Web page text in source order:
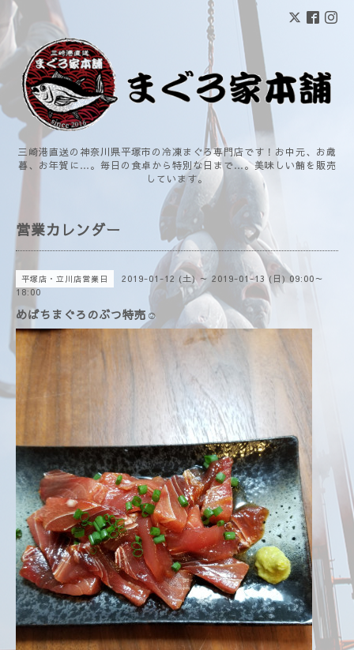
三崎港直送の神奈川県平塚市の冷凍まぐろ専門店です！お中元、お歳
暮、お年賀に…。毎日の食卓から特別な日まで…。美味しい鮪を販売
しています。
営業カレンダー
平塚店・立川店営業日
2019-01-12 (土) ～ 2019-01-13 (日) 09:00～
18:00
めばちまぐろのぶつ特売☺️